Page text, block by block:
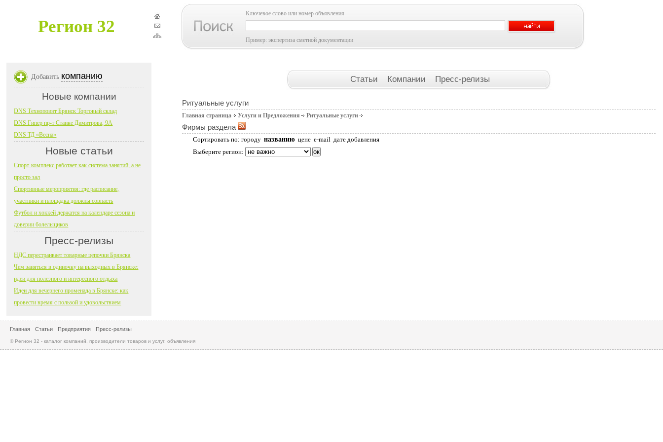
Регион 32
Ключевое слово или номер объявления
Пример: экспертиза сметной документации
Статьи Компании Пресс-релизы
Ритуальные услуги
Главная страница Услуги и Предложения Ритуальные услуги
Фирмы раздела
Сортировать по: городу названию цене e-mail дате добавления
Выберите регион:
Добавить компанию
Новые компании
DNS Технопоинт Брянск Торговый склад
DNS Гипер пр-т Станке Димитрова, 9А
DNS ТД «Весна»
Новые статьи
Спорт-комплекс работает как система занятий, а не
просто зал
Спортивные мероприятия: где расписание,
участники и площадка должны совпасть
Футбол и хоккей держатся на календаре сезона и
доверии болельщиков
Пресс-релизы
НДС перестраивает товарные цепочки Брянска
Чем заняться в одиночку на выходных в Брянске:
идеи для полезного и интересного отдыха
Идеи для вечернего променада в Брянске: как
провести время с пользой и удовольствием
Главная Статьи Предприятия Пресс-релизы
© Регион 32 - каталог компаний, производители товаров и услуг, объявления